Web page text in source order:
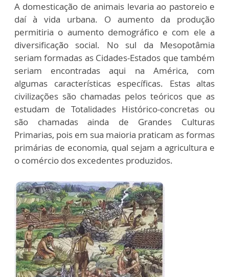
A domesticação de animais levaria ao pastoreio e
daí à vida urbana. O aumento da produção
permitiria o aumento demográfico e com ele a
diversificação social. No sul da Mesopotâmia
seriam formadas as Cidades-Estados que também
seriam encontradas aqui na América, com
algumas características específicas. Estas altas
civilizações são chamadas pelos teóricos que as
estudam de Totalidades Histórico-concretas ou
são chamadas ainda de Grandes Culturas
Primarias, pois em sua maioria praticam as formas
primárias de economia, qual sejam a agricultura e
o comércio dos excedentes produzidos.